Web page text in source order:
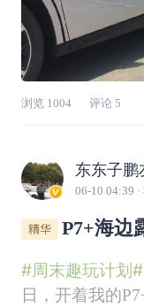
浏览 1004 评论 5
东东子鹏
06-10 04:39
P7+海边
#周末趣玩计划#
日，开着我的